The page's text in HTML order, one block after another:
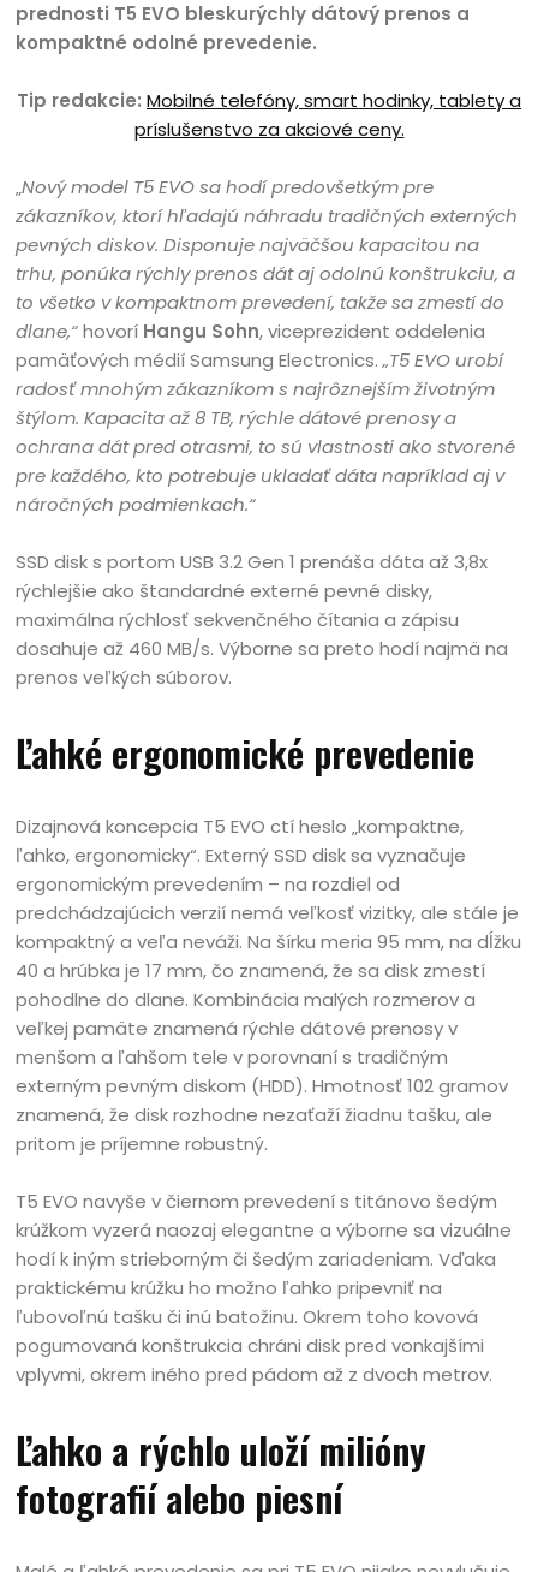
prednosti T5 EVO bleskurýchly dátový prenos a
kompaktné odolné prevedenie.
Tip redakcie: Mobilné telefóny, smart hodinky, tablety a
príslušenstvo za akciové ceny.
„Nový model T5 EVO sa hodí predovšetkým pre
zákazníkov, ktorí hľadajú náhradu tradičných externých
pevných diskov. Disponuje najväčšou kapacitou na
trhu, ponúka rýchly prenos dát aj odolnú konštrukciu, a
to všetko v kompaktnom prevedení, takže sa zmestí do
dlane,“hovorí Hangu Sohn, viceprezident oddelenia
pamäťových médií Samsung Electronics.„T5 EVO urobí
radosť mnohým zákazníkom s najrôznejším životným
štýlom. Kapacita až 8 TB, rýchle dátové prenosy a
ochrana dát pred otrasmi, to sú vlastnosti ako stvorené
pre každého, kto potrebuje ukladať dáta napríklad aj v
náročných podmienkach.“
SSD disk s portom USB 3.2 Gen 1 prenáša dáta až 3,8x
rýchlejšie ako štandardné externé pevné disky,
maximálna rýchlosť sekvenčného čítania a zápisu
dosahuje až 460 MB/s. Výborne sa preto hodí najmä na
prenos veľkých súborov.
Ľahké ergonomické prevedenie
Dizajnová koncepcia T5 EVO ctí heslo „kompaktne,
ľahko, ergonomicky“. Externý SSD disk sa vyznačuje
ergonomickým prevedením – na rozdiel od
predchádzajúcich verzií nemá veľkosť vizitky, ale stále je
kompaktný a veľa neváži. Na šírku meria 95 mm, na dĺžku
40 a hrúbka je 17 mm, čo znamená, že sa disk zmestí
pohodlne do dlane. Kombinácia malých rozmerov a
veľkej pamäte znamená rýchle dátové prenosy v
menšom a ľahšom tele v porovnaní s tradičným
externým pevným diskom (HDD). Hmotnosť 102 gramov
znamená, že disk rozhodne nezaťaží žiadnu tašku, ale
pritom je príjemne robustný.
T5 EVO navyše v čiernom prevedení s titánovo šedým
krúžkom vyzerá naozaj elegantne a výborne sa vizuálne
hodí k iným strieborným či šedým zariadeniam. Vďaka
praktickému krúžku ho možno ľahko pripevniť na
ľubovoľnú tašku či inú batožinu. Okrem toho kovová
pogumovaná konštrukcia chráni disk pred vonkajšími
vplyvmi, okrem iného pred pádom až z dvoch metrov.
Ľahko a rýchlo uloží milióny
fotografií alebo piesní